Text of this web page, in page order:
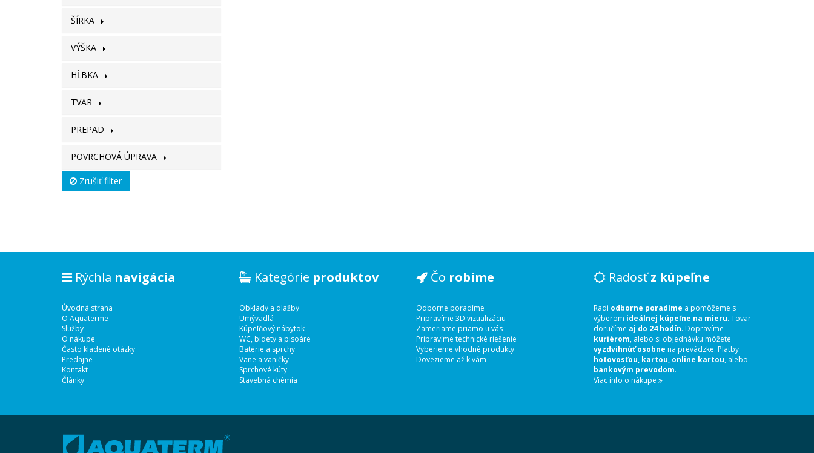
ŠÍRKA
VÝŠKA
HĹBKA
TVAR
PREPAD
POVRCHOVÁ ÚPRAVA
Zrušiť filter
Rýchla navigácia
Úvodná strana
O Aquaterme
Služby
O nákupe
Často kladené otázky
Predajne
Kontakt
Články
Kategórie produktov
Obklady a dlažby
Umývadlá
Kúpeľňový nábytok
WC, bidety a pisoáre
Batérie a sprchy
Vane a vaničky
Sprchové kúty
Stavebná chémia
Čo robíme
Odborne poradíme
Pripravíme 3D vizualizáciu
Zameriame priamo u vás
Pripravíme technické riešenie
Vyberieme vhodné produkty
Dovezieme až k vám
Radosťz kúpeľne
Radi odborne poradíme a pomôžeme s
výberom ideálnej kúpeľne na mieru. Tovar
doručíme aj do 24 hodín. Dopravíme
kuriérom, alebo si objednávku môžete
vyzdvihnúť osobne na prevádzke. Platby
hotovosťou, kartou, online kartou, alebo
bankovým prevodom.
Viac info o nákupe